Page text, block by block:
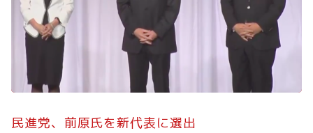
民進党、前原氏を新代表に選出